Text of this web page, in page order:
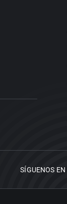
SÍGUENOS EN